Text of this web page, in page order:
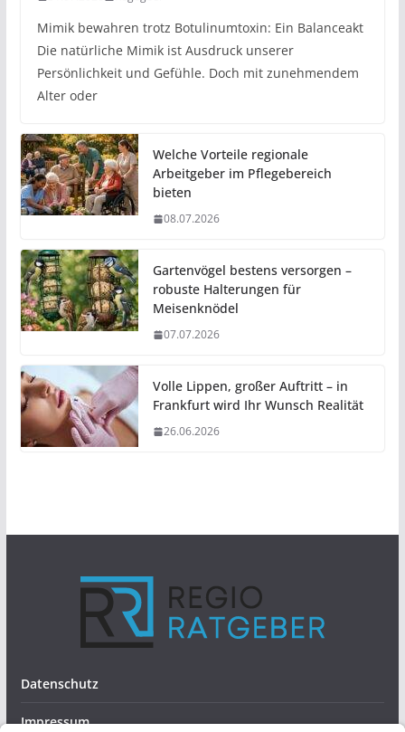
Mimik bewahren trotz Botulinumtoxin: Ein Balanceakt
Die natürliche Mimik ist Ausdruck unserer
Persönlichkeit und Gefühle. Doch mit zunehmendem
Alter oder
Welche Vorteile regionale
Arbeitgeber im Pflegebereich
bieten
08.07.2026
Gartenvögel bestens versorgen –
robuste Halterungen für
Meisenknödel
07.07.2026
Volle Lippen, großer Auftritt – in
Frankfurt wird Ihr Wunsch Realität
26.06.2026
Datenschutz
Impressum